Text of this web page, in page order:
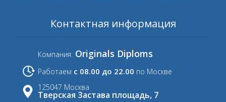
Контактная информация
Компания: Originals Diploms
Работаем с 08.00 до 22.00 по Москве
125047 Москва
Тверская Застава площадь, 7